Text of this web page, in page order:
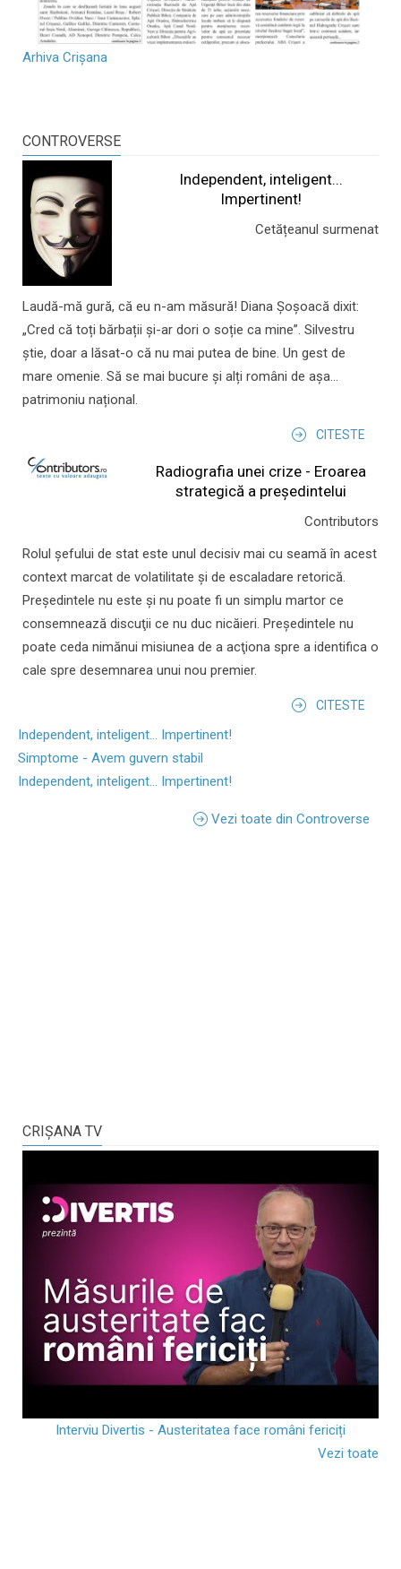
Arhiva Crișana
CONTROVERSE
Independent, inteligent...
Impertinent!
Cetățeanul surmenat
Laudă-mă gură, că eu n-am măsură! Diana Șoșoacă dixit:
„Cred că toți bărbații și-ar dori o soție ca mine”. Silvestru
știe, doar a lăsat-o că nu mai putea de bine. Un gest de
mare omenie. Să se mai bucure și alți români de așa...
patrimoniu național.
CITESTE
Radiografia unei crize - Eroarea
strategică a președintelui
Contributors
Rolul şefului de stat este unul decisiv mai cu seamă în acest
context marcat de volatilitate şi de escaladare retorică.
Preşedintele nu este şi nu poate fi un simplu martor ce
consemnează discuţii ce nu duc nicăieri. Preşedintele nu
poate ceda nimănui misiunea de a acţiona spre a identifica o
cale spre desemnarea unui nou premier.
CITESTE
Independent, inteligent... Impertinent!
Simptome - Avem guvern stabil
Independent, inteligent... Impertinent!
Vezi toate din Controverse
CRIŞANA TV
Interviu Divertis - Austeritatea face români fericiți
Vezi toate